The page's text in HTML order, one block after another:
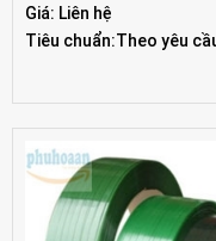
Giá: Liên hệ
Tiêu chuẩn:Theo yêu